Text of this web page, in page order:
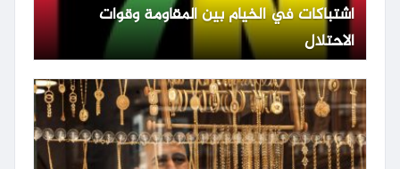
اشتباكات في الخيام بين المقاومة وقوات
الاحتلال